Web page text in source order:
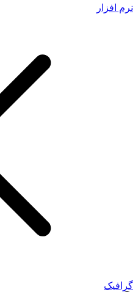
نرم افزار
گرافیک